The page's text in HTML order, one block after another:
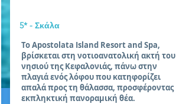
5* - Σκάλα
Το Apostolata Island Resort and Spa,
βρίσκεται στη νοτιοανατολική ακτή του
νησιού της Κεφαλονιάς, πάνω στην
πλαγιά ενός λόφου που κατηφορίζει
απαλά προς τη θάλασσα, προσφέροντας
εκπληκτική πανοραμική θέα.